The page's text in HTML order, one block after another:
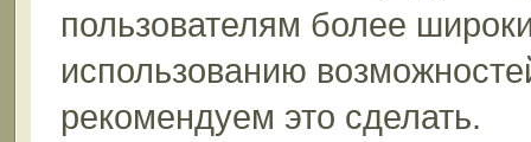
пользователям более
использованию
рекомендуем это сделать.